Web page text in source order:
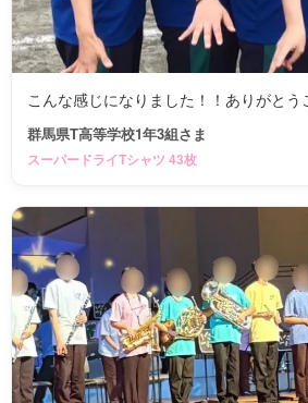
こんな感じになりました！！ありがとう
群馬県T高等学校1年3組さま
スーパードライTシャツ 43枚